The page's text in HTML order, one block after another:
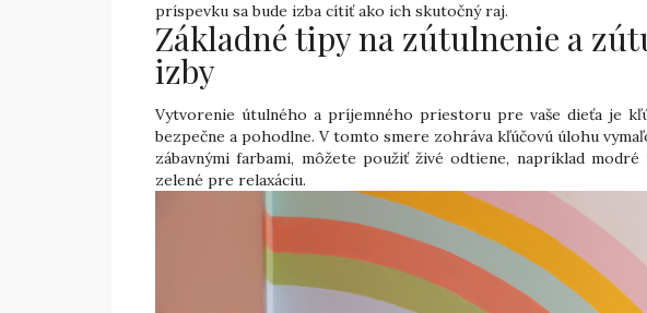
príspevku sa bude izba cítiť ako ich skutočný raj.
Základné tipy na zútulnenie a
izby
Vytvorenie útulného a príjemného priestoru pre vaše dieťa je
bezpečne a pohodlne. V tomto smere zohráva kľúčovú úlohu
zábavnými farbami, môžete použiť živé odtiene, napríklad
zelené pre relaxáciu.